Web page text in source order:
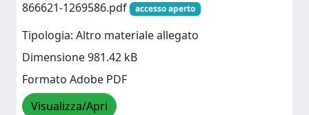
866621-1269586.pdf
accesso aperto
Tipologia: Altro materiale allegato
Dimensione 981.42 kB
Formato Adobe PDF
Visualizza/Apri